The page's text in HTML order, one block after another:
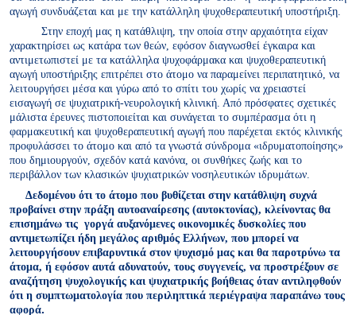
αγωγή συνδυάζεται και με την κατάλληλη ψυχοθεραπευτική υποστήριξη.
Στην εποχή μας η κατάθλιψη, την οποία στην αρχαιότητα είχαν
χαρακτηρίσει ως κατάρα των θεών, εφόσον διαγνωσθεί έγκαιρα και
αντιμετωπιστεί με τα κατάλληλα ψυχοφάρμακα και ψυχοθεραπευτική
αγωγή υποστήριξης επιτρέπει στο άτομο να παραμείνει περιπατητικό, να
λειτουργήσει μέσα και γύρω από το σπίτι του χωρίς να χρειαστεί
εισαγωγή σε ψυχιατρική-νευρολογική κλινική. Από πρόσφατες σχετικές
μάλιστα έρευνες πιστοποιείται και συνάγεται το συμπέρασμα ότι η
φαρμακευτική και ψυχοθεραπευτική αγωγή που παρέχεται εκτός κλινικής
προφυλάσσει το άτομο και από τα γνωστά σύνδρομα «ιδρυματοποίησης»
που δημιουργούν, σχεδόν κατά κανόνα, οι συνθήκες ζωής και το
περιβάλλον των κλασικών ψυχιατρικών νοσηλευτικών ιδρυμάτων.
Δεδομένου ότι το άτομο που βυθίζεται στην κατάθλιψη συχνά
προβαίνει στην πράξη αυτοαναίρεσης (αυτοκτονίας), κλείνοντας θα
επισημάνω τις γοργά αυξανόμενες οικονομικές δυσκολίες που
αντιμετωπίζει ήδη μεγάλος αριθμός Ελλήνων, που μπορεί να
λειτουργήσουν επιβαρυντικά στον ψυχισμό μας και θα παροτρύνω τα
άτομα, ή εφόσον αυτά αδυνατούν, τους συγγενείς, να προστρέξουν σε
αναζήτηση ψυχολογικής και ψυχιατρικής βοήθειας όταν αντιληφθούν
ότι η συμπτωματολογία που περιληπτικά περιέγραψα παραπάνω τους
αφορά.